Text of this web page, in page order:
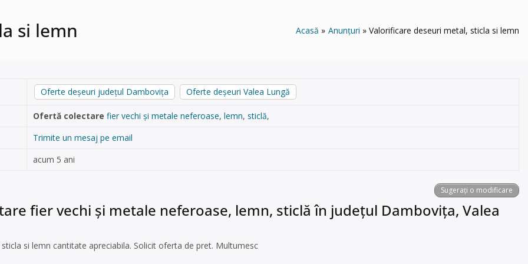
si lemn Acasă Anunțuri Valorificare deseuri metal, sticla si lemn
Oferte deșeuri județul Dambovița Oferte deșeuri Valea Lungă
Ofertă colectare fier vechi și metale neferoase, lemn, sticlă,
Trimite un mesaj pe email
acum 5 ani
Sugerați o modificare
fier vechi și metale neferoase, lemn, sticlă în județul Dambovița, Valea
si lemn cantitate apreciabila. Solicit oferta de pret. Multumesc